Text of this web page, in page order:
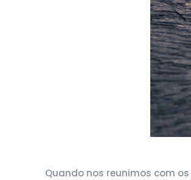
Quando nos reunimos com